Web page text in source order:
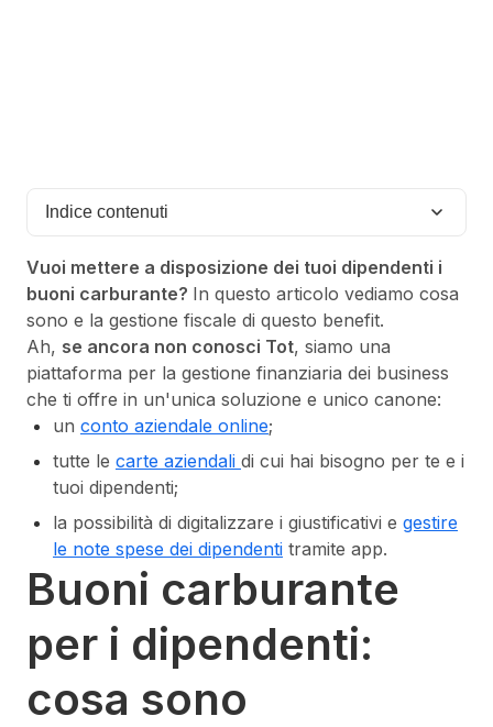
Indice contenuti
Vuoi mettere a disposizione dei tuoi dipendenti i
buoni carburante? In questo articolo vediamo cosa
sono e la gestione fiscale di questo benefit.
Ah, se ancora non conosci Tot, siamo una
piattaforma per la gestione finanziaria dei business
che ti offre in un'unica soluzione e unico canone:
un conto aziendale online;
tutte le carte aziendali di cui hai bisogno per te e i
tuoi dipendenti;
la possibilità di digitalizzare i giustificativi e gestire
le note spese dei dipendenti tramite app.
Buoni carburante
per i dipendenti:
cosa sono